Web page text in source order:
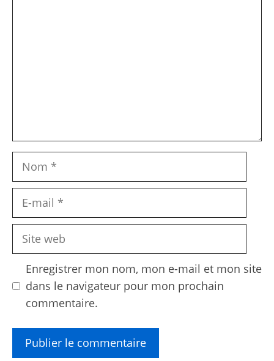
Nom
Site
Enregistrer mon nom, mon e-mail et mon site
dans le navigateur pour mon prochain
commentaire.